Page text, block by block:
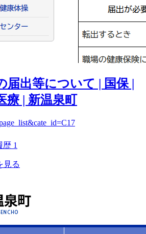
届出等について | 国保 |
療 | 新温泉町
歴 1
見る